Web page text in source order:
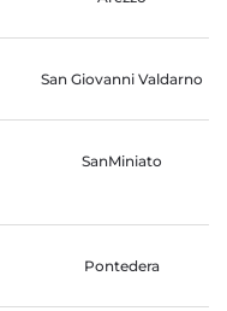
San Giovanni Valdarno
SanMiniato
Pontedera